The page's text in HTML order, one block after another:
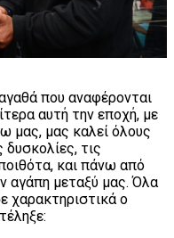
που αναφέρονται
αυτή την εποχή, με
μας, μας καλεί όλους
τις
και πάνω από
αγάπη μεταξύ μας. Όλα
χαρακτηριστικά ο